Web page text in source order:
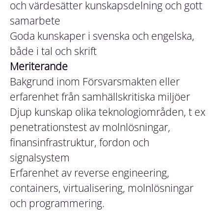
och värdesätter kunskapsdelning och gott
samarbete
Goda kunskaper i svenska och engelska,
både i tal och skrift
Meriterande
Bakgrund inom Försvarsmakten eller
erfarenhet från samhällskritiska miljöer
Djup kunskap olika teknologiområden, t ex
penetrationstest av molnlösningar,
finansinfrastruktur, fordon och
signalsystem
Erfarenhet av reverse engineering,
containers, virtualisering, molnlösningar
och programmering.